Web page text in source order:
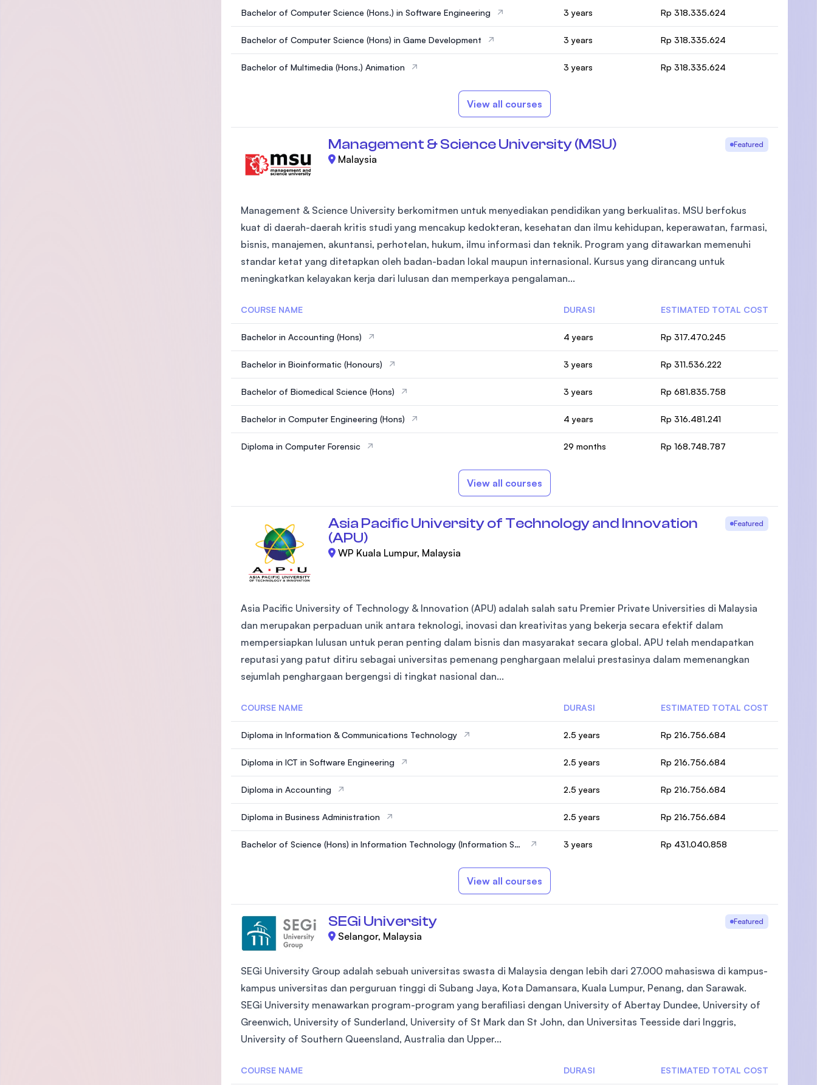
Bachelor of Computer Science (Hons.) in Software Engineering 3 years Rp 318.335.624
Bachelor of Computer Science (Hons) in Game Development 3 years Rp 318.335.624
Bachelor of Multimedia (Hons.) Animation 3 years Rp 318.335.624
View all courses
Management & Science University (MSU) Featured
Malaysia
Management & Science University berkomitmen untuk menyediakan pendidikan yang berkualitas. MSU berfokus
kuat di daerah-daerah kritis studi yang mencakup kedokteran, kesehatan dan ilmu kehidupan, keperawatan, farmasi,
bisnis, manajemen, akuntansi, perhotelan, hukum, ilmu informasi dan teknik. Program yang ditawarkan memenuhi
standar ketat yang ditetapkan oleh badan-badan lokal maupun internasional. Kursus yang dirancang untuk
meningkatkan kelayakan kerja dari lulusan dan memperkaya pengalaman...
COURSE NAME DURASI ESTIMATED TOTAL COST
Bachelor in Accounting (Hons) 4 years Rp 317.470.245
Bachelor in Bioinformatic (Honours) 3 years Rp 311.536.222
Bachelor of Biomedical Science (Hons) 3 years Rp 681.835.758
Bachelor in Computer Engineering (Hons) 4 years Rp 316.481.241
Diploma in Computer Forensic 29 months Rp 168.748.787
View all courses
Asia Pacific University of Technology and Innovation
(APU)
Featured
WP Kuala Lumpur, Malaysia
Asia Pacific University of Technology & Innovation (APU) adalah salah satu Premier Private Universities di Malaysia
dan merupakan perpaduan unik antara teknologi, inovasi dan kreativitas yang bekerja secara efektif dalam
mempersiapkan lulusan untuk peran penting dalam bisnis dan masyarakat secara global. APU telah mendapatkan
reputasi yang patut ditiru sebagai universitas pemenang penghargaan melalui prestasinya dalam memenangkan
sejumlah penghargaan bergengsi di tingkat nasional dan...
COURSE NAME DURASI ESTIMATED TOTAL COST
Diploma in Information & Communications Technology 2.5 years Rp 216.756.684
Diploma in ICT in Software Engineering 2.5 years Rp 216.756.684
Diploma in Accounting 2.5 years Rp 216.756.684
Diploma in Business Administration 2.5 years Rp 216.756.684
Bachelor of Science (Hons) in Information Technology (Information Sys
3 years Rp 431.040.858
View all courses
SEGi University Featured
Selangor, Malaysia
SEGi University Group adalah sebuah universitas swasta di Malaysia dengan lebih dari 27.000 mahasiswa di kampus-
kampus universitas dan perguruan tinggi di Subang Jaya, Kota Damansara, Kuala Lumpur, Penang, dan Sarawak.
SEGi University menawarkan program-program yang berafiliasi dengan University of Abertay Dundee, University of
Greenwich, University of Sunderland, University of St Mark dan St John, dan Universitas Teesside dari Inggris,
University of Southern Queensland, Australia dan Upper...
COURSE NAME DURASI ESTIMATED TOTAL COST